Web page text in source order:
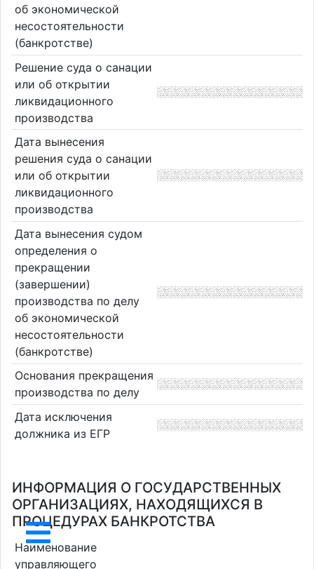
об экономической
несостоятельности
(банкротстве)
Решение суда о санации
или об открытии
ликвидационного
производства
Дата вынесения
решения суда о санации
или об открытии
ликвидационного
производства
Дата вынесения судом
определения о
прекращении
(завершении)
производства по делу
об экономической
несостоятельности
(банкротстве)
Основания прекращения
производства по делу
Дата исключения
должника из ЕГР
ИНФОРМАЦИЯ О ГОСУДАРСТВЕННЫХ
ОРГАНИЗАЦИЯХ, НАХОДЯЩИХСЯ В
ПРОЦЕДУРАХ БАНКРОТСТВА
Наименование
управляющего